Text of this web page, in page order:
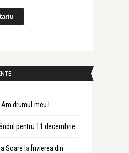
Am drumul meu !
pentru 11 decembrie
Soare la Învierea din